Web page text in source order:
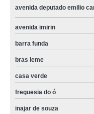
maquina de lavar conserto
conserto maquina de lavar
preço de conserto maquina
conserto maquina lavar
quanto custa conserto
conserto de maquina de lavar
avenida deputado emilio
avenida imirin
barra funda
bras leme
casa verde
freguesia do ó
inajar de souza